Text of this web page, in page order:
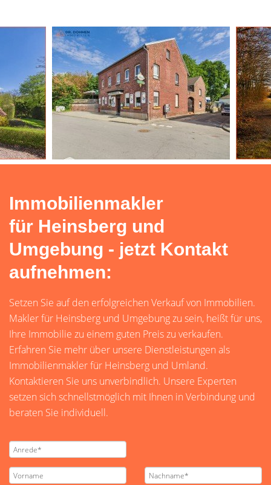
Immobilienmakler
für Heinsberg und
Umgebung - jetzt Kontakt
aufnehmen:
Setzen Sie auf den erfolgreichen Verkauf von Immobilien.
Makler für Heinsberg und Umgebung zu sein, heißt für uns,
Ihre Immobilie zu einem guten Preis zu verkaufen.
Erfahren Sie mehr über unsere Dienstleistungen als
Immobilienmakler für Heinsberg und Umland.
Kontaktieren Sie uns unverbindlich. Unsere Experten
setzen sich schnellstmöglich mit Ihnen in Verbindung und
beraten Sie individuell.